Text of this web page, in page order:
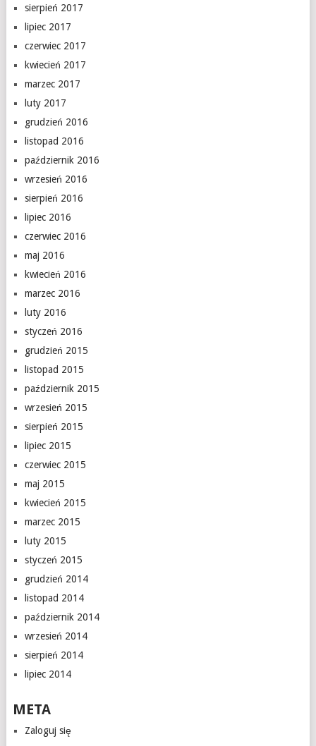
sierpień 2017
lipiec 2017
czerwiec 2017
kwiecień 2017
marzec 2017
luty 2017
grudzień 2016
listopad 2016
październik 2016
wrzesień 2016
sierpień 2016
lipiec 2016
czerwiec 2016
maj 2016
kwiecień 2016
marzec 2016
luty 2016
styczeń 2016
grudzień 2015
listopad 2015
październik 2015
wrzesień 2015
sierpień 2015
lipiec 2015
czerwiec 2015
maj 2015
kwiecień 2015
marzec 2015
luty 2015
styczeń 2015
grudzień 2014
listopad 2014
październik 2014
wrzesień 2014
sierpień 2014
lipiec 2014
META
Zaloguj się